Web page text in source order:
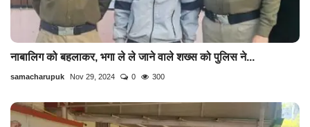
नाबालिग को बहलाकर, भगा ले ले जाने वाले शख्स को पुलिस ने...
samacharupuk Nov 29, 2024 0 300